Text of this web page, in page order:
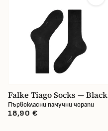
Falke Tiago Socks — Black
Първокласни памучни чорапи
18,90 €